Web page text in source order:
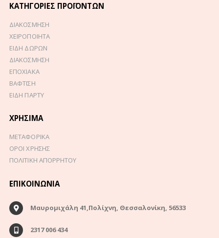
ΚΑΤΗΓΟΡΊΕΣ ΠΡΟΪΌΝΤΩΝ
ΔΙΑΚΟΣΜΗΣΗ
ΧΕΙΡΟΠΟΙΗΤΑ
ΕΙΔΗ ΔΩΡΩΝ
ΔΙΑΚΟΣΜΗΣΗ
ΕΠΟΧΙΑΚΑ
ΒΑΦΤΙΣΗ
ΕΙΔΗ ΠΑΡΤΥ
ΧΡΉΣΙΜΑ
ΜΕΤΑΦΟΡΙΚΑ
ΟΡΟΙ ΧΡΗΣΗΣ
ΠΟΛΙΤΙΚΗ ΑΠΟΡΡΗΤΟΥ
ΕΠΙΚΟΙΝΩΝΊΑ
Μαυρομιχάλη 41,Πολίχνη, Θεσσαλονίκη, 56533
2317 006 434